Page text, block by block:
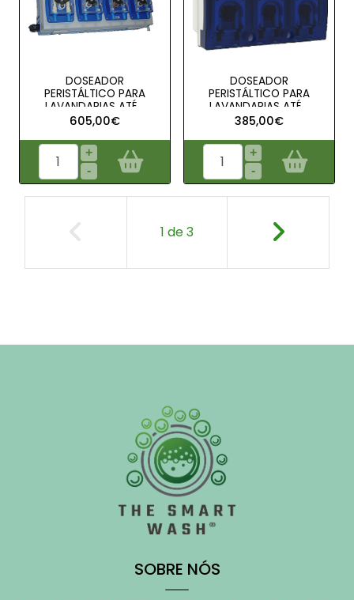
DOSEADOR
PERISTÁLTICO PARA
LAVANDARIAS ATÉ ..
605,00€
+
-
DOSEADOR
PERISTÁLTICO PARA
LAVANDARIAS ATÉ ..
385,00€
+
-
1 de3
SOBRE NÓS